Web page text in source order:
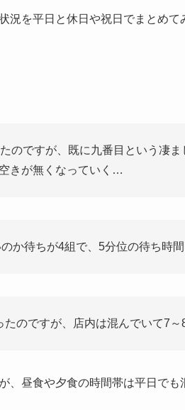
を平日と休日や祝日でまとめて
のですが、既に九番目という凄ま
きが無くなっていく…
か待ちが4組で、5分位の待ち時間
のですが、店内は混んでいて7～
、昼食や夕食の時間帯は平日で